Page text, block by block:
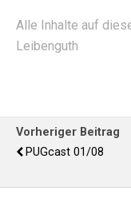
Alle Inhalte auf
Leibenguth
Vorheriger Beitrag
PUGcast 01/08